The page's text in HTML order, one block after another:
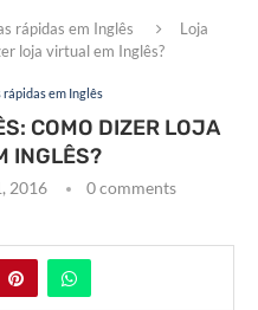
rápidas em Inglês
Loja
loja virtual em Inglês?
rápidas em Inglês
COMO DIZER LOJA
INGLÊS?
2016 0 comments